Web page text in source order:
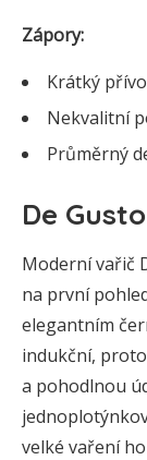
Zápory:
Krátký
Nekvalitní
Průměrný
De
Moderní vařič
na první
elegantním
indukční,
a pohodlnou
velké vaření